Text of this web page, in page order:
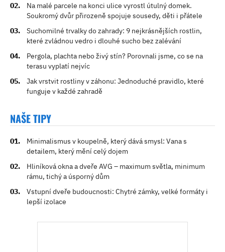
Na malé parcele na konci ulice vyrostl útulný domek.
Soukromý dvůr přirozeně spojuje sousedy, děti i přátele
Suchomilné trvalky do zahrady: 9 nejkrásnějších rostlin,
které zvládnou vedro i dlouhé sucho bez zalévání
Pergola, plachta nebo živý stín? Porovnali jsme, co se na
terasu vyplatí nejvíc
Jak vrstvit rostliny v záhonu: Jednoduché pravidlo, které
funguje v každé zahradě
NAŠE TIPY
Minimalismus v koupelně, který dává smysl: Vana s
detailem, který mění celý dojem
Hliníková okna a dveře AVG – maximum světla, minimum
rámu, tichý a úsporný dům
Vstupní dveře budoucnosti: Chytré zámky, velké formáty i
lepší izolace